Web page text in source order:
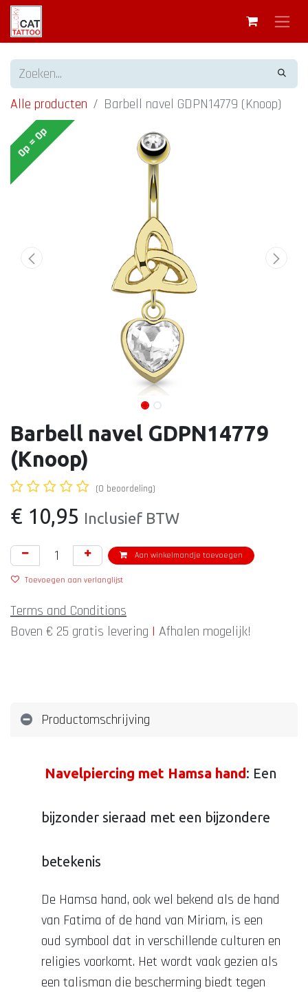
Alle producten Barbell navel GDPN14779 (Knoop)
Op = Op
Barbell navel GDPN14779
(Knoop)
(0 beoordeling)
€ 10,95 Inclusief BTW
Aan winkelmandje toevoegen
Toevoegen aan verlanglijst
Terms and Conditions
Boven € 25 gratis levering | Afhalen mogelijk!
Productomschrijving
Navelpiercing met Hamsa hand: Een
bijzonder sieraad met een bijzondere
betekenis
De Hamsa hand, ook wel bekend als de hand
van Fatima of de hand van Miriam, is een
oud symbool dat in verschillende culturen en
religies voorkomt. Het wordt vaak gezien als
een talisman die bescherming biedt tegen